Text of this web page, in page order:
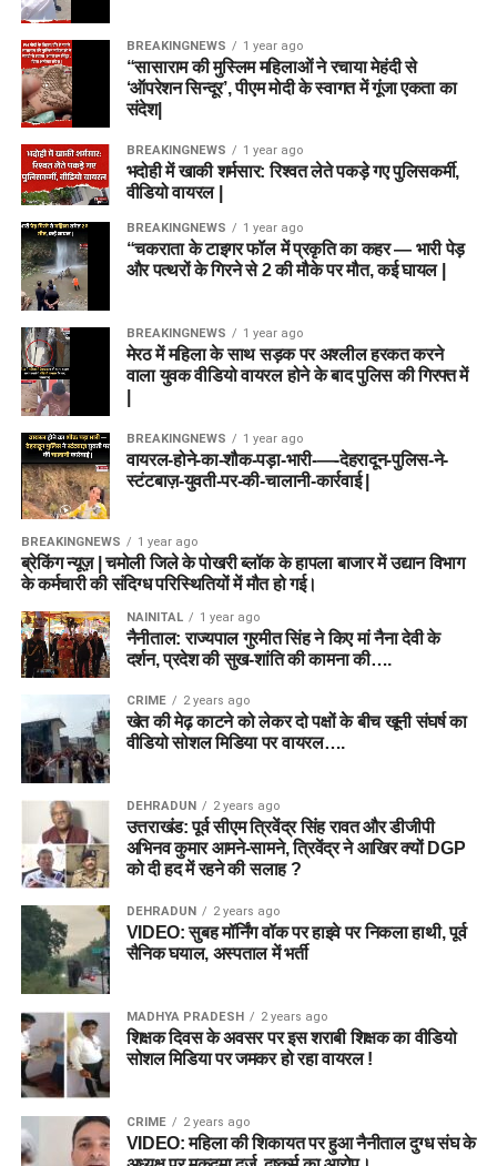
BREAKINGNEWS 1 year ago
“सासाराम की मुस्लिम महिलाओं ने रचाया मेहंदी से
‘ऑपरेशन सिन्दूर’, पीएम मोदी के स्वागत में गूंजा एकता का
संदेश|
BREAKINGNEWS 1 year ago
भदोही में खाकी शर्मसार: रिश्वत लेते पकड़े गए पुलिसकर्मी,
वीडियो वायरल |
BREAKINGNEWS 1 year ago
“चकराता के टाइगर फॉल में प्रकृति का कहर — भारी पेड़
और पत्थरों के गिरने से 2 की मौके पर मौत, कई घायल |
BREAKINGNEWS 1 year ago
मेरठ में महिला के साथ सड़क पर अश्लील हरकत करने
वाला युवक वीडियो वायरल होने के बाद पुलिस की गिरफ्त में
BREAKINGNEWS 1 year ago
वायरल-होने-का-शौक-पड़ा-भारी-—-देहरादून-पुलिस-ने-
स्टंटबाज़-युवती-पर-की-चालानी-कार्रवाई |
BREAKINGNEWS 1 year ago
ब्रेकिंग न्यूज़ | चमोली जिले के पोखरी ब्लॉक के हापला बाजार में उद्यान विभाग
के कर्मचारी की संदिग्ध परिस्थितियों में मौत हो गई।
NAINITAL 1 year ago
नैनीताल: राज्यपाल गुरमीत सिंह ने किए मां नैना देवी के
दर्शन, प्रदेश की सुख-शांति की कामना की….
CRIME 2 years ago
खेत की मेढ़ काटने को लेकर दो पक्षों के बीच खूनी संघर्ष का
वीडियो सोशल मिडिया पर वायरल….
DEHRADUN 2 years ago
उत्तराखंड: पूर्व सीएम त्रिवेंद्र सिंह रावत और डीजीपी
अभिनव कुमार आमने-सामने, त्रिवेंद्र ने आखिर क्यों DGP
को दी हद में रहने की सलाह ?
DEHRADUN 2 years ago
VIDEO: सुबह मॉर्निंग वॉक पर हाइवे पर निकला हाथी, पूर्व
सैनिक घयाल, अस्पताल में भर्ती
MADHYA PRADESH 2 years ago
शिक्षक दिवस के अवसर पर इस शराबी शिक्षक का वीडियो
सोशल मिडिया पर जमकर हो रहा वायरल !
CRIME 2 years ago
VIDEO: महिला की शिकायत पर हुआ नैनीताल दुग्ध संघ के